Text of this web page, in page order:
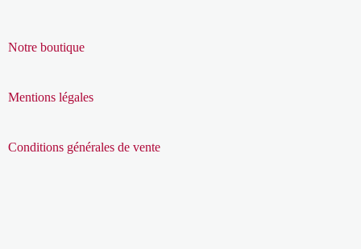
Notre boutique
Mentions légales
Conditions générales de vente